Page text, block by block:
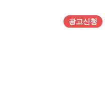
광고신청